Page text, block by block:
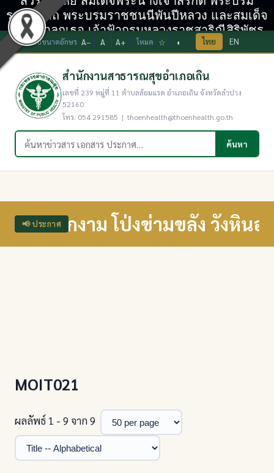
ราชินีนาถ พระบรมราชชนนีพันปีหลวง และสมเด็จ
พระเจ้าลูกเธอ เจ้าฟ้ากรมหลวงราชสาริณีสิริพัชร
มหาวัชรราชธิดา
ปรับขนาดอักษร A− A A+ โหมด ☆ ◐ ไทย EN
สำนักงานสาธารณสุขอำเภอเถิน
เลขที่ 239 หมู่ที่ 11 ตำบลล้อมแรด อำเภอเถิน จังหวัดลำปาง
52160
โทร. 054 291585 | thoenhealth@thoenhealth.go.th
ค้นหาในเว็บไซต์
ค้นหา
📢 ประกาศาม โป่งข่ามขลัง วังหินอ่อ
MOIT021
ผลลัพธ์ 1 - 9 จาก 9